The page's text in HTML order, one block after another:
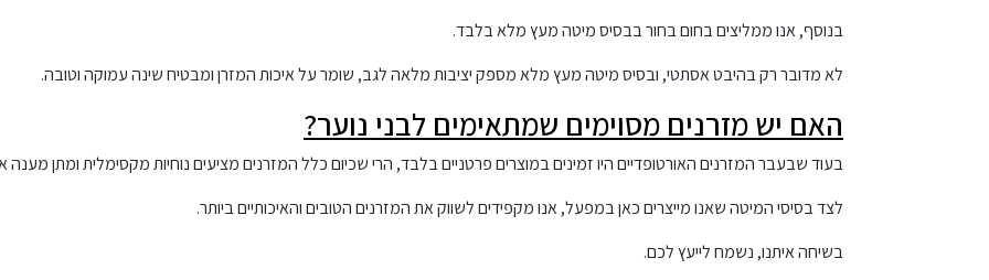
בנוסף, אנו ממליצים בחום בחור בבסיס מיטה מעץ מלא בלבד.
לא מדובר רק בהיבט אסתטי, ובסיס מיטה מעץ מלא מספק יציבות מלאה לגב, שומר על איכות המזרן ומבטיח שינה עמוקה וטובה.
האם יש מזרנים מסוימים שמתאימים לבני נוער?
בעוד שבעבר המזרנים האורטופדיים היו זמינים במוצרים פרטניים בלבד, הרי שכיום כלל המזרנים מציעים נוחיות מקסימלית ומתן מענה
לצד בסיסי המיטה שאנו מייצרים כאן במפעל, אנו מקפידים לשווק את המזרנים הטובים והאיכותיים ביותר.
בשיחה איתנו, נשמח לייעץ לכם.